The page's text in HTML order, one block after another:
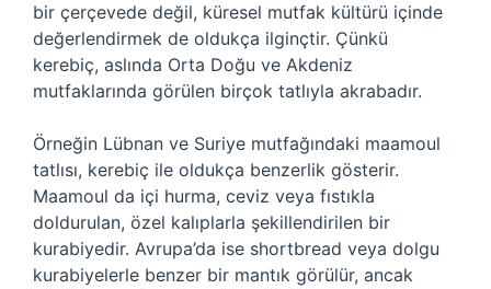
bir çerçevede değil, küresel mutfak kültürü içinde
değerlendirmek de oldukça ilginçtir. Çünkü
kerebiç, aslında Orta Doğu ve Akdeniz
mutfaklarında görülen birçok tatlıyla akrabadır.
Örneğin Lübnan ve Suriye mutfağındaki maamoul
tatlısı, kerebiç ile oldukça benzerlik gösterir.
Maamoul da içi hurma, ceviz veya fıstıkla
doldurulan, özel kalıplarla şekillendirilen bir
kurabiyedir. Avrupa’da ise shortbread veya dolgu
kurabiyelerle benzer bir mantık görülür, ancak